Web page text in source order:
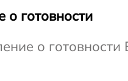
готовности
о